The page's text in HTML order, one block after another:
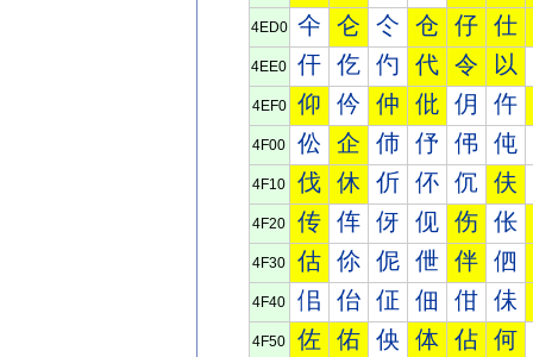
4ED0 仐 仑 仒 仓 仔 仕
4EE0 仠 仡 仢 代 令 以
4EF0 仰 仱 仲 仳 仴 仵
4F00 伀 企 伂 伃 伄 伅
4F10 伐 休 伒 伓 伔 伕
4F20 传 伡 伢 伣 伤 伥
4F30 估 伱 伲 伳 伴 伵
4F40 佀 佁 佂 佃 佄 佅
4F50 佐 佑 佒 体 佔 何